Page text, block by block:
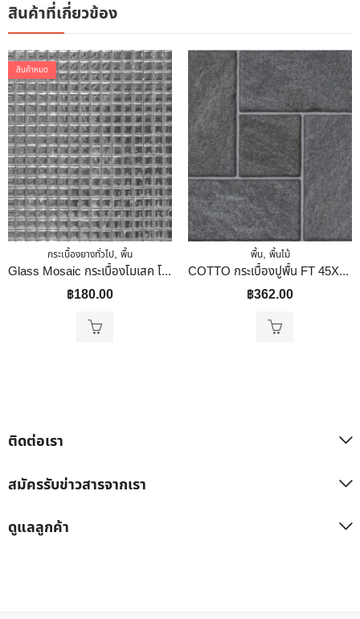
สินค้าที่เกี่ยวข้อง
สินค้าหมด
กระเบื้องยางทั่วไป, พื้น
Glass Mosaic กระเบื้องโมเสค โมเสคแก้ว กระเบื้องผนัง กระเบื้องพื้น แต่งบ้าน ห้องครัว ห้องน้ำ สระว่ายน้ำ ฯ Mosaic Tile Bathroom Kitchen Swimming Pool รุ่น YP-19YE-F014 โมเสค 30×30
฿180.00
พื้น, พื้นไม้
COTTO กระเบื้องปูพื้น FT 45X45 แคนนอน ร็อค เทา PM
฿362.00
ติดต่อเรา
สมัครรับข่าวสารจากเรา
ดูแลลูกค้า